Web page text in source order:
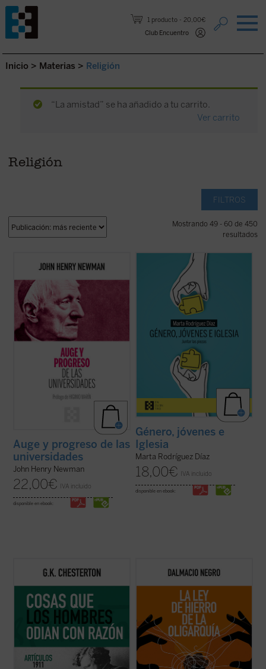
1 producto
20,00€
Club Encuentro
Saltar al contenido.
Inicio > Materias > Religión
“La amistad” se ha añadido a tu carrito.
Ver carrito
Religión
FILTROS
Mostrando 49 - 60 de 450
resultados
Hábilmente escrito y muy diáfano, el libro
presenta, acompañado de las notas de los
una invitación a la reflexión sobre el ser y
misión de la universidad que no olvide las
raíces que la sustentan.... (ver ficha)
Auge y progreso de las
universidades
John Henry Newman
22,00€ IVA incluido
disponible en ebook:
Alrededor del género se ha abierto una
enorme brecha que separa a padres e
hijos, nietos y abuelos. No hay quien se
entienda y se escuche. En las familias es
motivo de disputa, los hijos no se sienten
acogidos y los padres se frustran ante
(ver ficha)
Género, jóvenes e
Iglesia
Marta Rodríguez Díaz
18,00€ IVA incluido
disponible en ebook:
Coincidiendo ahora con el 150 aniversario
del nacimiento de su autor, este sexto
sufragistas, la prensa, otros temas
habituales y nombres tan representativos
(ver ficha)
Este ensayo, en el que se combina un
interesante recorrido de la historia de la
interpretación de la realidad actual, nos
ayuda a recuperar un modo realista de ver
el fenómeno político, muy pegado a los
hechos ...
(ver ficha)